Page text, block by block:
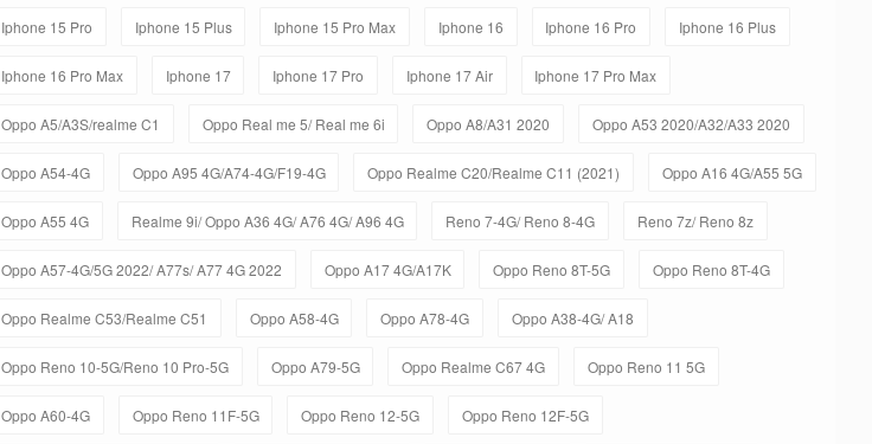
Iphone 15 Pro Iphone 15 Plus Iphone 15 Pro Max Iphone 16 Iphone 16 Pro Iphone 16 Plus
Iphone 16 Pro Max Iphone 17 Iphone 17 Pro Iphone 17 Air Iphone 17 Pro Max
Oppo A5/A3S/realme C1 Oppo Real me 5/ Real me 6i Oppo A8/A31 2020 Oppo A53 2020/A32/A33 2020
Oppo A54-4G Oppo A95 4G/A74-4G/F19-4G Oppo Realme C20/Realme C11 (2021) Oppo A16 4G/A55 5G
Oppo A55 4G Realme 9i/ Oppo A36 4G/ A76 4G/ A96 4G Reno 7-4G/ Reno 8-4G Reno 7z/ Reno 8z
Oppo A57-4G/5G 2022/ A77s/ A77 4G 2022 Oppo A17 4G/A17K Oppo Reno 8T-5G Oppo Reno 8T-4G
Oppo Realme C53/Realme C51 Oppo A58-4G Oppo A78-4G Oppo A38-4G/ A18
Oppo Reno 10-5G/Reno 10 Pro-5G Oppo A79-5G Oppo Realme C67 4G Oppo Reno 11 5G
Oppo A60-4G Oppo Reno 11F-5G Oppo Reno 12-5G Oppo Reno 12F-5G